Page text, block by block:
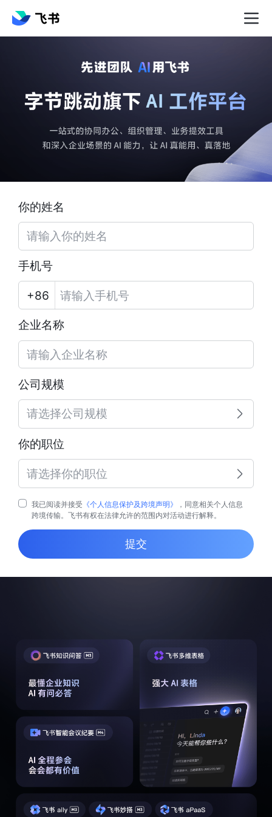
你的姓名
手机号
企业名称
公司规模
请选择公司规模
你的职位
请选择你的职位
我已阅读并接受 《个人信息保护及跨境声明》
，同意相关个人信息
跨境传输。飞书有权在法律允许的范围内对活动进行解释。
提交